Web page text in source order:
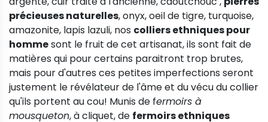
précieuses naturelles, onyx, oeil de tigre, turquoise,
amazonite, lapis lazuli, nos colliers ethniques pour
hommesont le fruit de cet artisanat, ils sont fait de
matières qui pour certains paraitront trop brutes,
mais pour d'autres ces petites imperfections seront
justement le révélateur de l'âme et du vécu du collier
qu'ils portent au cou! Munis de fermoirs à
mousqueton, à cliquet, de fermoirs ethniques